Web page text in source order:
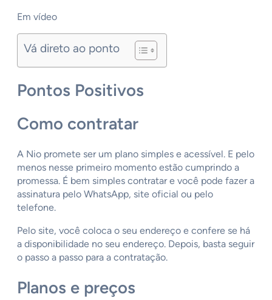
Em vídeo
Vá direto ao ponto
Pontos Positivos
Como contratar
A Nio promete ser um plano simples e acessível. E pelo
menos nesse primeiro momento estão cumprindo a
promessa. É bem simples contratar e você pode fazer a
assinatura pelo WhatsApp, site oficial ou pelo
telefone.
Pelo site, você coloca o seu endereço e confere se há
a disponibilidade no seu endereço. Depois, basta seguir
o passo a passo para a contratação.
Planos e preços